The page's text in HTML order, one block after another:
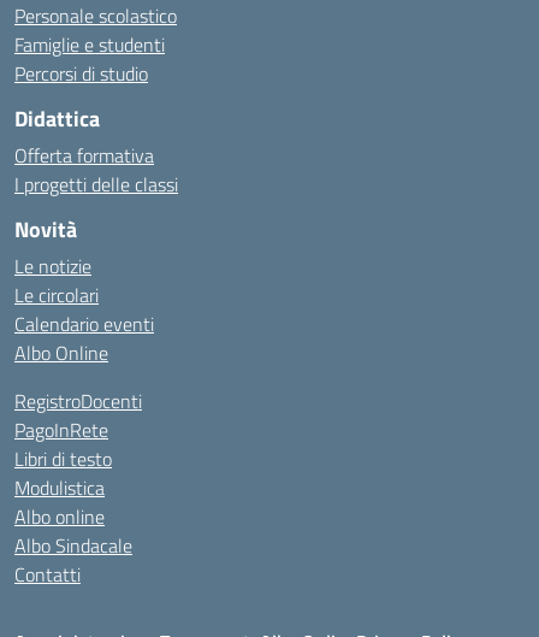
Personale scolastico
Famiglie e studenti
Percorsi di studio
Didattica
Offerta formativa
I progetti delle classi
Novità
Le notizie
Le circolari
Calendario eventi
Albo Online
RegistroDocenti
PagoInRete
Libri di testo
Modulistica
Albo online
Albo Sindacale
Contatti